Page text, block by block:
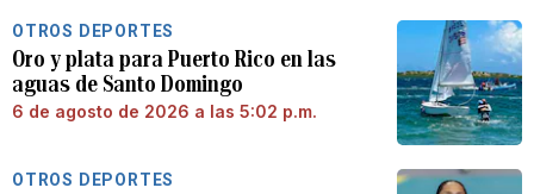
OTROS DEPORTES
Oro y plata para Puerto Rico en las
aguas de Santo Domingo
6 de agosto de 2026 a las 5:02 p.m.
OTROS DEPORTES